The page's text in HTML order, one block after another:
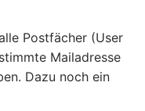
Postfächer (User
Mailadresse
Dazu noch ein